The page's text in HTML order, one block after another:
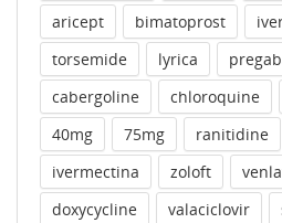
aricept
bimatoprost
torsemide
lyrica
cabergoline
chloroquine
40mg
75mg ranitidine
ivermectina
zoloft
doxycycline
valaciclovir